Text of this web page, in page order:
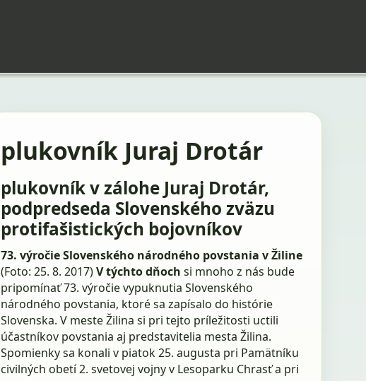
plukovník Juraj Drotár
plukovník v zálohe Juraj Drotár,
podpredseda Slovenského zväzu
protifašistických bojovníkov
73. výročie Slovenského národného povstania v Žiline
(Foto: 25. 8. 2017)V týchto dňoch si mnoho z nás bude
pripomínať 73. výročie vypuknutia Slovenského
národného povstania, ktoré sa zapísalo do histórie
Slovenska. V meste Žilina si pri tejto príležitosti uctili
účastníkov povstania aj predstavitelia mesta Žilina.
Spomienky sa konali v piatok 25. augusta pri Pamätníku
civilných obetí 2. svetovej vojny v Lesoparku Chrasť a pri